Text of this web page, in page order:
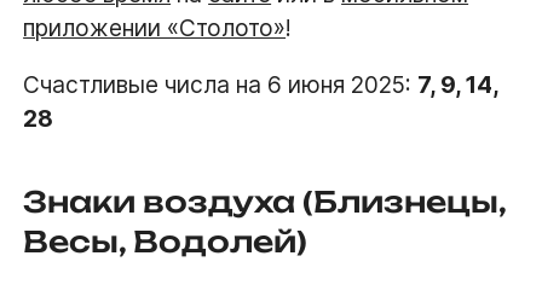
приложении «Столото»!
Счастливые числа на 6 июня 2025: 7, 9, 14,
28
Знаки воздуха (Близнецы,
Весы, Водолей)